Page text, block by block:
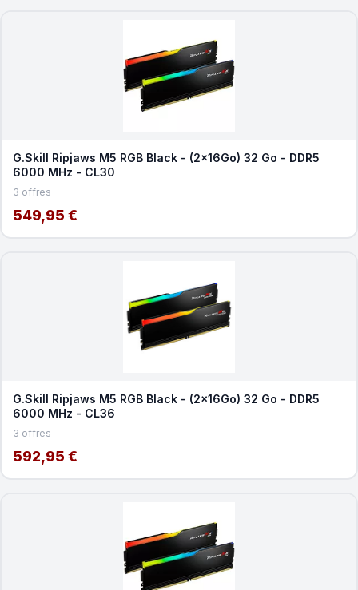
G.Skill Ripjaws M5 RGB Black - (2x16Go) 32 Go - DDR5
6000 MHz - CL30
3 offres
549,95 €
G.Skill Ripjaws M5 RGB Black - (2x16Go) 32 Go - DDR5
6000 MHz - CL36
3 offres
592,95 €